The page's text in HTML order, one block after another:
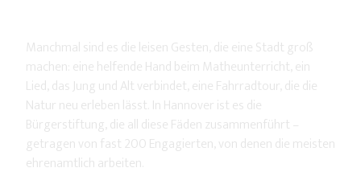
Manchmal sind es die leisen Gesten, die eine Stadt groß
machen: eine helfende Hand beim Matheunterricht, ein
Lied, das Jung und Alt verbindet, eine Fahrradtour, die die
Natur neu erleben lässt. In Hannover ist es die
Bürgerstiftung, die all diese Fäden zusammenführt –
getragen von fast 200 Engagierten, von denen die meisten
ehrenamtlich arbeiten.